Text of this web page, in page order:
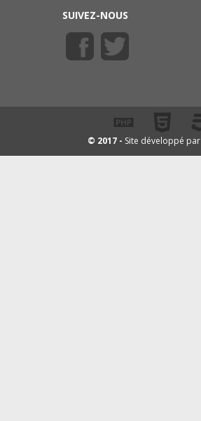
SUIVEZ-NOUS
© 2017 - Site développé par